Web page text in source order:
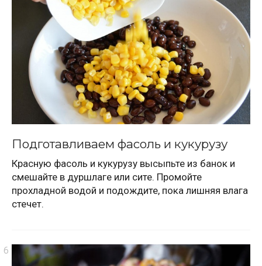
Подготавливаем фасоль и кукурузу
Красную фасоль и кукурузу высыпьте из банок и
смешайте в дуршлаге или сите. Промойте
прохладной водой и подождите, пока лишняя влага
стечет.